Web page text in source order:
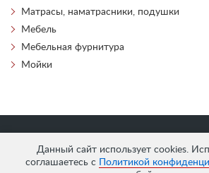
Данный сайт использует cookies.
соглашаетесь с
Политикой
Матрасы, наматрасники, подушки
Мебель
Мебельная фурнитура
Мойки